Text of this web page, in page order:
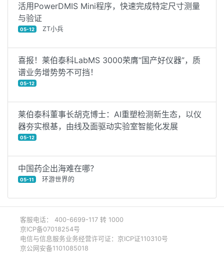
活用PowerDMIS Mini程序，快速完成特定尺寸测量
与验证
05-12 ZT小兵
喜报！莱伯泰科LabMS 3000荣膺“国产好仪器”，质
谱业务增势势不可挡！
05-12
莱伯泰科董事长胡克博士：AI重塑检测新生态，以仪
器夯实根基，由线及面驱动实验室智能化发展
05-12
中国药企出海难在哪？
05-11 环游世界的
客服电话： 400-6699-117 转 1000
京ICP备07018254号
电信与信息服务业务经营许可证：京ICP证110310号
京公网安备1101085018